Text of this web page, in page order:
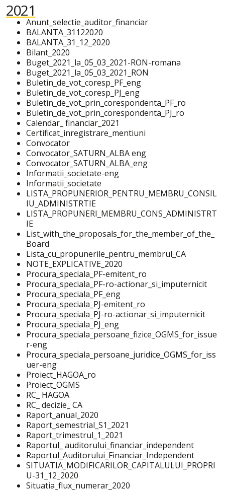
2021
Anunt_selectie_auditor_financiar
BALANTA_31122020
BALANTA_31_12_2020
Bilant_2020
Buget_2021_la_05_03_2021-RON-romana
Buget_2021_la_05_03_2021_RON
Buletin_de_vot_coresp_PF_eng
Buletin_de_vot_coresp_PJ_eng
Buletin_de_vot_prin_corespondenta_PF_ro
Buletin_de_vot_prin_corespondenta_PJ_ro
Calendar_ financiar_2021
Certificat_inregistrare_mentiuni
Convocator
Convocator_SATURN_ALBA eng
Convocator_SATURN_ALBA_eng
Informatii_societate-eng
Informatii_societate
LISTA_PROPUNERIOR_PENTRU_MEMBRU_CONSIL
IU_ADMINISTRTIE
LISTA_PROPUNERI_MEMBRU_CONS_ADMINISTRT
IE
List_with_the_proposals_for_the_member_of_the_
Board
Lista_cu_propunerile_pentru_membrul_CA
NOTE_EXPLICATIVE_2020
Procura_speciala_PF-emitent_ro
Procura_speciala_PF-ro-actionar_si_imputernicit
Procura_speciala_PF_eng
Procura_speciala_PJ-emitent_ro
Procura_speciala_PJ-ro-actionar_si_imputernicit
Procura_speciala_PJ_eng
Procura_speciala_persoane_fizice_OGMS_for_issue
r-eng
Procura_speciala_persoane_juridice_OGMS_for_iss
uer-eng
Proiect_HAGOA_ro
Proiect_OGMS
RC_ HAGOA
RC_ decizie_ CA
Raport_anual_2020
Raport_semestrial_S1_2021
Raport_trimestrul_1_2021
Raportul_ auditorului_financiar_independent
Raportul_Auditorului_Financiar_Independent
SITUATIA_MODIFICARILOR_CAPITALULUI_PROPRI
U-31_12_2020
Situatia_flux_numerar_2020